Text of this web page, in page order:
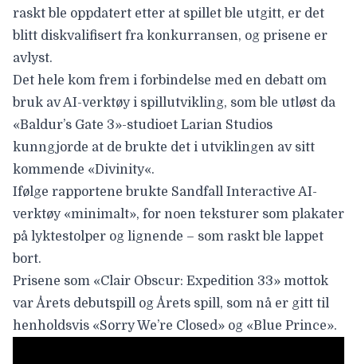
raskt ble oppdatert etter at spillet ble utgitt, er det
blitt diskvalifisert fra konkurransen, og prisene er
avlyst.
Det hele kom frem i forbindelse med en debatt om
bruk av AI-verktøy i spillutvikling, som ble utløst da
«Baldur’s Gate 3»-studioet Larian Studios
kunngjorde at de brukte det i utviklingen av sitt
kommende «Divinity«.
Ifølge rapportene brukte Sandfall Interactive AI-
verktøy «minimalt», for noen teksturer som plakater
på lyktestolper og lignende – som raskt ble lappet
bort.
Prisene som «Clair Obscur: Expedition 33» mottok
var Årets debutspill og Årets spill, som nå er gitt til
henholdsvis «Sorry We’re Closed» og «Blue Prince».